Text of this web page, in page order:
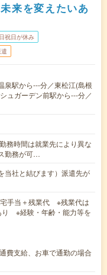
来を変えたいあ
祝日が休み
泉駅から---分／東松江(島根
ュガーデン前駅から---分／
務時間は就業先により異な
勤務が可…
当社と結びます）派遣先が
手当＋残業代 ※残業代は
※経験・年齢・能力等を
費支給、お車で通勤の場合